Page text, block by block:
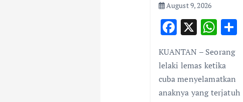
August 9, 2026
F
e
b
o
X W
at
s
A
S
KUANTAN – Seorang
lelaki lemas ketika
cuba menyelamatkan
anaknya yang terjatuh